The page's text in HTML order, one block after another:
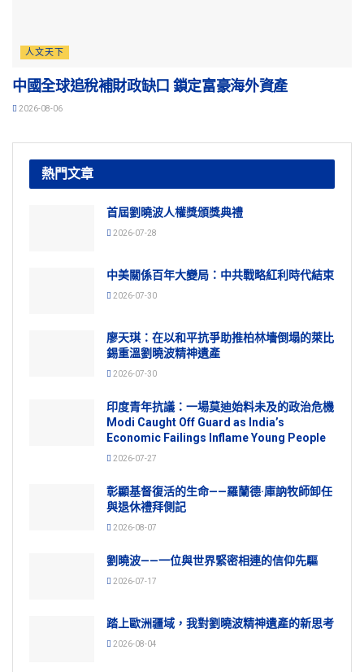
人文天下
中國全球追稅補財政缺口 鎖定富豪海外資產
2026-08-06
熱門文章
首屆劉曉波人權獎頒獎典禮
2026-07-28
中美關係百年大變局：中共戰略紅利時代結束
2026-07-30
廖天琪：在以和平抗爭助推柏林墻倒塌的萊比
錫重溫劉曉波精神遺產
2026-07-30
印度青年抗議：一場莫迪始料未及的政治危機
Modi Caught Off Guard as India’s
Economic Failings Inflame Young People
2026-07-27
彰顯基督復活的生命——羅蘭德·庫訥牧師卸任
與退休禮拜側記
2026-08-07
劉曉波——一位與世界緊密相連的信仰先驅
2026-07-17
踏上歐洲疆域，我對劉曉波精神遺產的新思考
2026-08-04